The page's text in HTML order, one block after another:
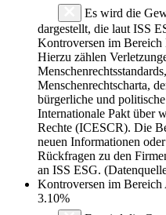
Es wird die
dargestellt, die laut ISS
Kontroversen im Bereich
Hierzu zählen
Menschenrechtscharta,
bürgerliche und
Internationale Pakt über
Rechte (ICESCR). Die
neuen Informationen
Rückfragen zu den
an ISS ESG.
Kontroversen im Bereich
3.10%